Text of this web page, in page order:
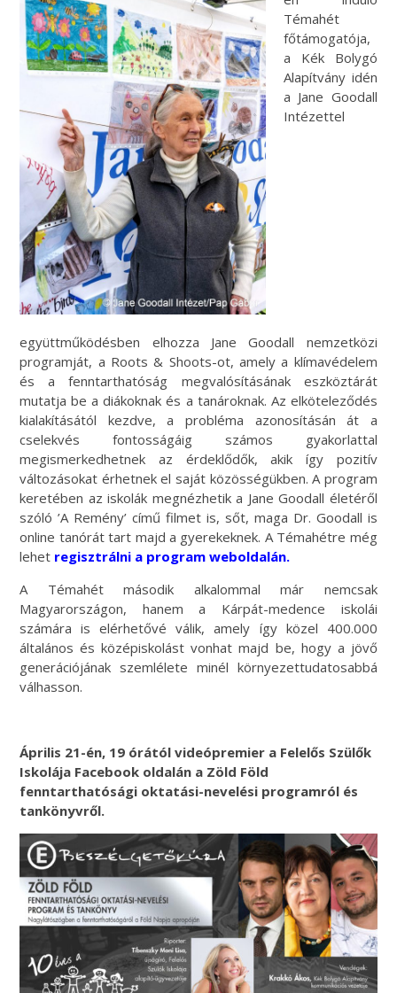
Témahét
főtámogatója,
a Kék Bolygó
Alapítvány idén
a Jane Goodall
Intézettel
együttműködésben elhozza Jane Goodall nemzetközi
programját, a Roots & Shoots-ot, amely a klímavédelem
és a fenntarthatóság megvalósításának eszköztárát
mutatja be a diákoknak és a tanároknak. Az elköteleződés
kialakításától kezdve, a probléma azonosításán át a
cselekvés fontosságáig számos gyakorlattal
megismerkedhetnek az érdeklődők, akik így pozitív
változásokat érhetnek el saját közösségükben. A program
keretében az iskolák megnézhetik a Jane Goodall életéről
szóló ’A Remény’ című filmet is, sőt, maga Dr. Goodall is
online tanórát tart majd a gyerekeknek. A Témahétre még
lehet regisztrálni a program weboldalán.
A Témahét második alkalommal már nemcsak
Magyarországon, hanem a Kárpát-medence iskolái
számára is elérhetővé válik, amely így közel 400.000
általános és középiskolást vonhat majd be, hogy a jövő
generációjának szemlélete minél környezettudatosabbá
válhasson.
Április 21-én, 19 órától videópremier a Felelős Szülők
Iskolája Facebook oldalán a Zöld Föld
fenntarthatósági oktatási-nevelési programról és
tankönyvről.